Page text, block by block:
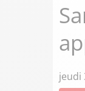
jeudi